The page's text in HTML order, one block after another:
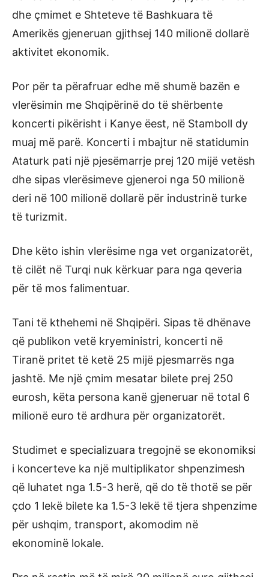
dhe çmimet e Shteteve të Bashkuara të
Amerikës gjeneruan gjithsej 140 milionë dollarë
aktivitet ekonomik.
Por për ta përafruar edhe më shumë bazën e
vlerësimin me Shqipërinë do të shërbente
koncerti pikërisht i Kanye ëest, në Stamboll dy
muaj më parë. Koncerti i mbajtur në statidumin
Ataturk pati një pjesëmarrje prej 120 mijë vetësh
dhe sipas vlerësimeve gjeneroi nga 50 milionë
deri në 100 milionë dollarë për industrinë turke
të turizmit.
Dhe këto ishin vlerësime nga vet organizatorët,
të cilët në Turqi nuk kërkuar para nga qeveria
për të mos falimentuar.
Tani të kthehemi në Shqipëri. Sipas të dhënave
që publikon vetë kryeministri, koncerti në
Tiranë pritet të ketë 25 mijë pjesmarrës nga
jashtë. Me një çmim mesatar bilete prej 250
eurosh, këta persona kanë gjeneruar në total 6
milionë euro të ardhura për organizatorët.
Studimet e specializuara tregojnë se ekonomiksi
i koncerteve ka një multiplikator shpenzimesh
që luhatet nga 1.5-3 herë, që do të thotë se për
çdo 1 lekë bilete ka 1.5-3 lekë të tjera shpenzime
për ushqim, transport, akomodim në
ekonominë lokale.